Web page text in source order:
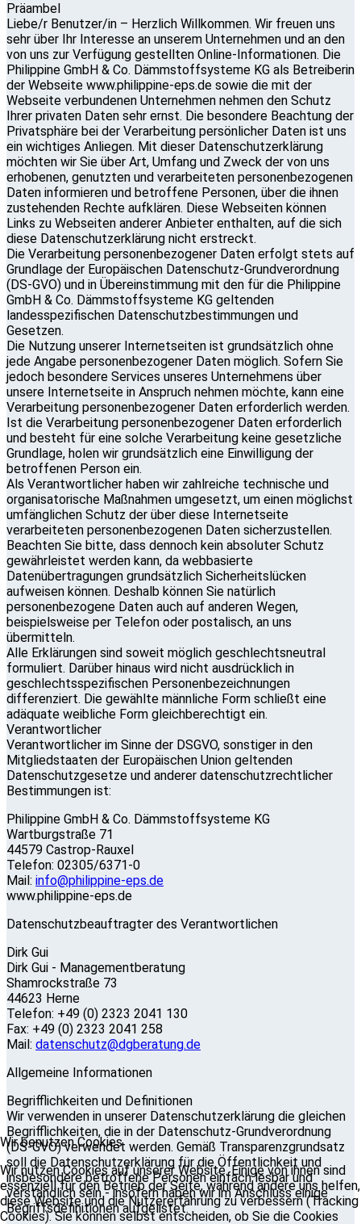
Präambel
Liebe/r Benutzer/in – Herzlich Willkommen. Wir freuen uns
sehr über Ihr Interesse an unserem Unternehmen und an den
von uns zur Verfügung gestellten Online-Informationen. Die
Philippine GmbH & Co. Dämmstoffsysteme KG als Betreiberin
der Webseite www.philippine-eps.de sowie die mit der
Webseite verbundenen Unternehmen nehmen den Schutz
Ihrer privaten Daten sehr ernst. Die besondere Beachtung der
Privatsphäre bei der Verarbeitung persönlicher Daten ist uns
ein wichtiges Anliegen. Mit dieser Datenschutzerklärung
möchten wir Sie über Art, Umfang und Zweck der von uns
erhobenen, genutzten und verarbeiteten personenbezogenen
Daten informieren und betroffene Personen, über die ihnen
zustehenden Rechte aufklären. Diese Webseiten können
Links zu Webseiten anderer Anbieter enthalten, auf die sich
diese Datenschutzerklärung nicht erstreckt.
Die Verarbeitung personenbezogener Daten erfolgt stets auf
Grundlage der Europäischen Datenschutz-Grundverordnung
(DS-GVO) und in Übereinstimmung mit den für die Philippine
GmbH & Co. Dämmstoffsysteme KG geltenden
landesspezifischen Datenschutzbestimmungen und
Gesetzen.
Die Nutzung unserer Internetseiten ist grundsätzlich ohne
jede Angabe personenbezogener Daten möglich. Sofern Sie
jedoch besondere Services unseres Unternehmens über
unsere Internetseite in Anspruch nehmen möchte, kann eine
Verarbeitung personenbezogener Daten erforderlich werden.
Ist die Verarbeitung personenbezogener Daten erforderlich
und besteht für eine solche Verarbeitung keine gesetzliche
Grundlage, holen wir grundsätzlich eine Einwilligung der
betroffenen Person ein.
Als Verantwortlicher haben wir zahlreiche technische und
organisatorische Maßnahmen umgesetzt, um einen möglichst
umfänglichen Schutz der über diese Internetseite
verarbeiteten personenbezogenen Daten sicherzustellen.
Beachten Sie bitte, dass dennoch kein absoluter Schutz
gewährleistet werden kann, da webbasierte
Datenübertragungen grundsätzlich Sicherheitslücken
aufweisen können. Deshalb können Sie natürlich
personenbezogene Daten auch auf anderen Wegen,
beispielsweise per Telefon oder postalisch, an uns
übermitteln.
Alle Erklärungen sind soweit möglich geschlechtsneutral
formuliert. Darüber hinaus wird nicht ausdrücklich in
geschlechtsspezifischen Personenbezeichnungen
differenziert. Die gewählte männliche Form schließt eine
adäquate weibliche Form gleichberechtigt ein.
Verantwortlicher
Verantwortlicher im Sinne der DSGVO, sonstiger in den
Mitgliedstaaten der Europäischen Union geltenden
Datenschutzgesetze und anderer datenschutzrechtlicher
Bestimmungen ist:
Philippine GmbH & Co. Dämmstoffsysteme KG
Wartburgstraße 71
44579 Castrop-Rauxel
Telefon: 02305/6371-0
Mail: info@philippine-eps.de
www.philippine-eps.de
Datenschutzbeauftragter des Verantwortlichen
Dirk Gui
Dirk Gui - Managementberatung
Shamrockstraße 73
44623 Herne
Telefon: +49 (0) 2323 2041 130
Fax: +49 (0) 2323 2041 258
Mail: datenschutz@dgberatung.de
Allgemeine Informationen
Begrifflichkeiten und Definitionen
Wir verwenden in unserer Datenschutzerklärung die gleichen
Begrifflichkeiten, die in der Datenschutz-Grundverordnung
(DS-GVO) verwendet werden. Gemäß Transparenzgrundsatz
soll die Datenschutzerklärung für die Öffentlichkeit und
insbesondere betroffene Personen einfach lesbar und
verständlich sein - insofern haben wir im Anschluss einige
Begriffsdefinitionen aufgelistet.
Wir benutzen Cookies
Wir nutzen Cookies auf unserer Website. Einige von ihnen sind
essenziell für den Betrieb der Seite, während andere uns helfen,
diese Website und die Nutzererfahrung zu verbessern (Tracking
Cookies). Sie können selbst entscheiden, ob Sie die Cookies